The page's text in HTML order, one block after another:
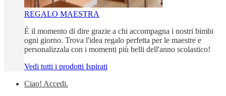
REGALO MAESTRA
È il momento di dire grazie a chi accompagna i nostri bimbi
ogni giorno. Trova l'idea regalo perfetta per le maestre e
personalizzala con i momenti più belli dell'anno scolastico!
Vedi tutti i prodotti Ispirati
Ciao! Accedi.